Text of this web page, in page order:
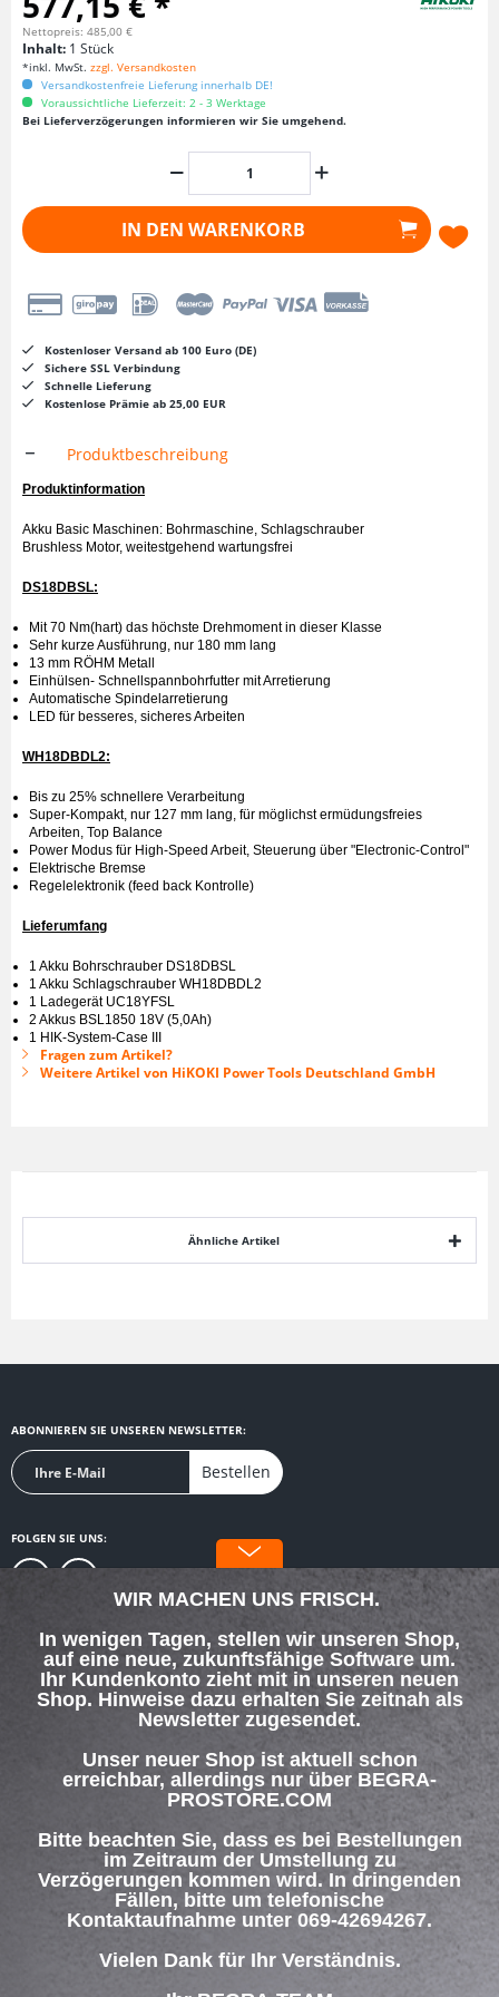
Nettopreis: 485,00 €
Inhalt: 1 Stück
*inkl. MwSt. zzgl. Versandkosten
Versandkostenfreie Lieferung innerhalb DE!
Voraussichtliche Lieferzeit: 2 - 3 Werktage
Bei Lieferverzögerungen informieren wir Sie umgehend.
IN DEN WARENKORB
Kostenloser Versand ab 100 Euro (DE)
Sichere SSL Verbindung
Schnelle Lieferung
Kostenlose Prämie ab 25,00 EUR
Produktbeschreibung
Produktinformation
Akku Basic Maschinen: Bohrmaschine, Schlagschrauber
Brushless Motor, weitestgehend wartungsfrei
DS18DBSL:
Mit 70 Nm(hart) das höchste Drehmoment in dieser Klasse
Sehr kurze Ausführung, nur 180 mm lang
13 mm RÖHM Metall
Einhülsen- Schnellspannbohrfutter mit Arretierung
Automatische Spindelarretierung
LED für besseres, sicheres Arbeiten
WH18DBDL2:
Bis zu 25% schnellere Verarbeitung
Super-Kompakt, nur 127 mm lang, für möglichst ermüdungsfreies
Arbeiten, Top Balance
Power Modus für High-Speed Arbeit, Steuerung über "Electronic-Control"
Elektrische Bremse
Regelelektronik (feed back Kontrolle)
Lieferumfang
1 Akku Bohrschrauber DS18DBSL
1 Akku Schlagschrauber WH18DBDL2
1 Ladegerät UC18YFSL
2 Akkus BSL1850 18V (5,0Ah)
1 HIK-System-Case III
Fragen zum Artikel?
Weitere Artikel von HiKOKI Power Tools Deutschland GmbH
Ähnliche Artikel
ABONNIEREN SIE UNSEREN NEWSLETTER:
Bestellen
FOLGEN SIE UNS:
WIR MACHEN UNS FRISCH.
In wenigen Tagen, stellen wir unseren Shop,
auf eine neue, zukunftsfähige Software um.
Ihr Kundenkonto zieht mit in unseren neuen
Shop. Hinweise dazu erhalten Sie zeitnah als
Newsletter zugesendet.
Unser neuer Shop ist aktuell schon
erreichbar, allerdings nur über BEGRA-
PROSTORE.COM
Bitte beachten Sie, dass es bei Bestellungen
im Zeitraum der Umstellung zu
Verzögerungen kommen wird. In dringenden
Fällen, bitte um telefonische
Kontaktaufnahme unter 069-42694267.
Vielen Dank für Ihr Verständnis.
SERVICE HOTLINE
INFORMATIONEN
Über uns Hilfe / Support Kontakt
Versand und Zahlungsbedingungen Widerrufsrecht Datenschutz
AGB
Impressum